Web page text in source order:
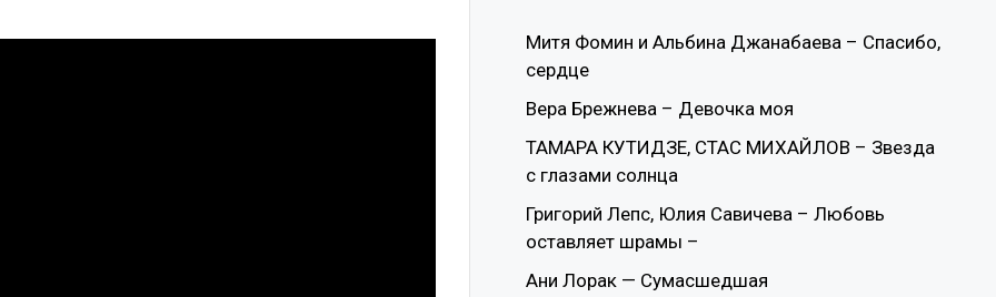
Митя Фомин и Альбина Джанабаева – Спасибо,
сердце
Вера Брежнева – Девочка моя
ТАМАРА КУТИДЗЕ, СТАС МИХАЙЛОВ – Звезда
с глазами солнца
Григорий Лепс, Юлия Савичева – Любовь
оставляет шрамы –
Ани Лорак — Сумасшедшая